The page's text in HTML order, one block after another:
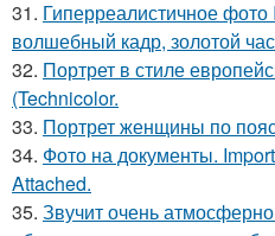
31. Гиперреалистичное фото
волшебный кадр, золотой
32. Портрет в стиле
(Technicolor.
33. Портрет женщины по
34. Фото на документы.
Attached.
35. Звучит очень